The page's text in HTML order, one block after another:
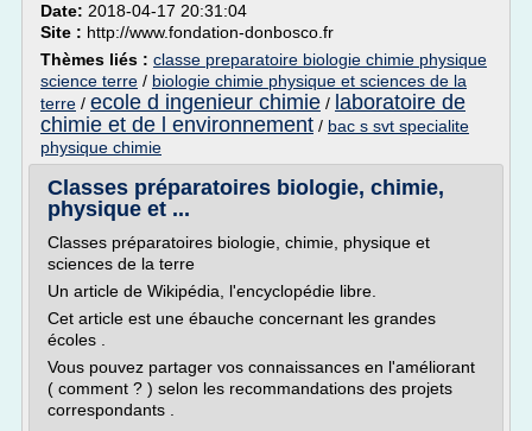
Date: 2018-04-17 20:31:04
Site : http://www.fondation-donbosco.fr
Thèmes liés : classe preparatoire biologie chimie physique
science terre / biologie chimie physique et sciences de la
terre / ecole d ingenieur chimie / laboratoire de
chimie et de l environnement / bac s svt specialite
physique chimie
Classes préparatoires biologie, chimie,
physique et ...
Classes préparatoires biologie, chimie, physique et
sciences de la terre
Un article de Wikipédia, l'encyclopédie libre.
Cet article est une ébauche concernant les grandes
écoles .
Vous pouvez partager vos connaissances en l'améliorant
( comment ? ) selon les recommandations des projets
correspondants .